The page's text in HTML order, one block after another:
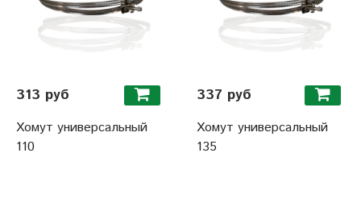
313 руб
Хомут универсальный
110
337 руб
Хомут универсальный
135